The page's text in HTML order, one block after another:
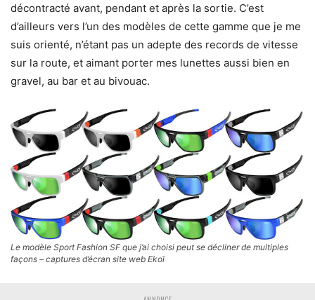
décontracté avant, pendant et après la sortie. C’est
d’ailleurs vers l’un des modèles de cette gamme que je me
suis orienté, n’étant pas un adepte des records de vitesse
sur la route, et aimant porter mes lunettes aussi bien en
gravel, au bar et au bivouac.
Le modèle Sport Fashion SF que j’ai choisi peut se décliner de multiples
façons – captures d’écran site web Ekoï